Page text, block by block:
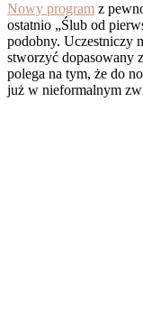
Nowy program z
ostatnio „Ślub od
podobny. Uczestniczy
stworzyć dopasowany
polega na tym, że do
już w nieformalnym